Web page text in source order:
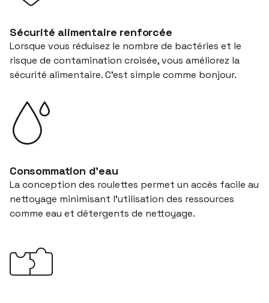
Sécurité alimentaire renforcée
Lorsque vous réduisez le nombre de bactéries et le
risque de contamination croisée, vous améliorez la
sécurité alimentaire. C’est simple comme bonjour.
Consommation d’eau
La conception des roulettes permet un accès facile au
nettoyage minimisant l’utilisation des ressources
comme eau et détergents de nettoyage.